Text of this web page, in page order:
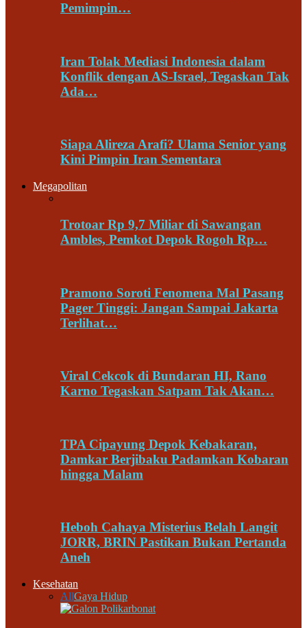
Pemimpin…
Iran Tolak Mediasi Indonesia dalam
Konflik dengan AS-Israel, Tegaskan Tak
Ada…
Siapa Alireza Arafi? Ulama Senior yang
Kini Pimpin Iran Sementara
Megapolitan
Trotoar Rp 9,7 Miliar di Sawangan
Ambles, Pemkot Depok Rogoh Rp…
Pramono Soroti Fenomena Mal Pasang
Pager Tinggi: Jangan Sampai Jakarta
Terlihat…
Viral Cekcok di Bundaran HI, Rano
Karno Tegaskan Satpam Tak Akan…
TPA Cipayung Depok Kebakaran,
Damkar Berjibaku Padamkan Kobaran
hingga Malam
Heboh Cahaya Misterius Belah Langit
JORR, BRIN Pastikan Bukan Pertanda
Aneh
Kesehatan
AllGaya Hidup